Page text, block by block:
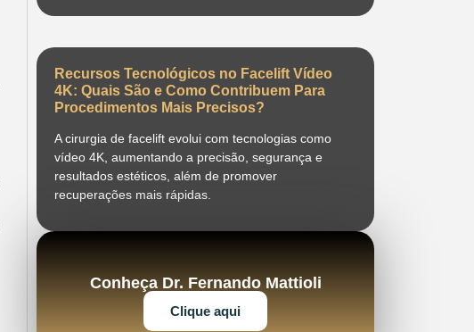
Recursos Tecnológicos no Facelift Vídeo
4K: Quais São e Como Contribuem Para
Procedimentos Mais Precisos?
A cirurgia de facelift evolui com tecnologias como
vídeo 4K, aumentando a precisão, segurança e
resultados estéticos, além de promover
recuperações mais rápidas.
Conheça Dr. Fernando Mattioli
Clique aqui